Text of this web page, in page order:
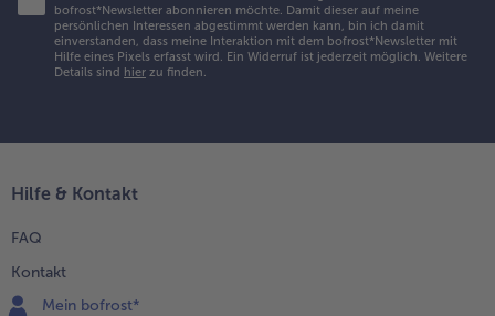
bofrost*Newsletter abonnieren möchte. Damit dieser auf meine
persönlichen Interessen abgestimmt werden kann, bin ich damit
einverstanden, dass meine Interaktion mit dem bofrost*Newsletter mit
Hilfe eines Pixels erfasst wird. Ein Widerruf ist jederzeit möglich. Weitere
Details sind hier zu finden.
Hilfe & Kontakt
FAQ
Kontakt
Mein bofrost*